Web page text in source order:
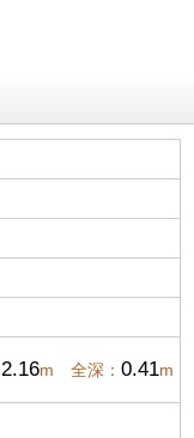
2.16m 全深： 0.41m